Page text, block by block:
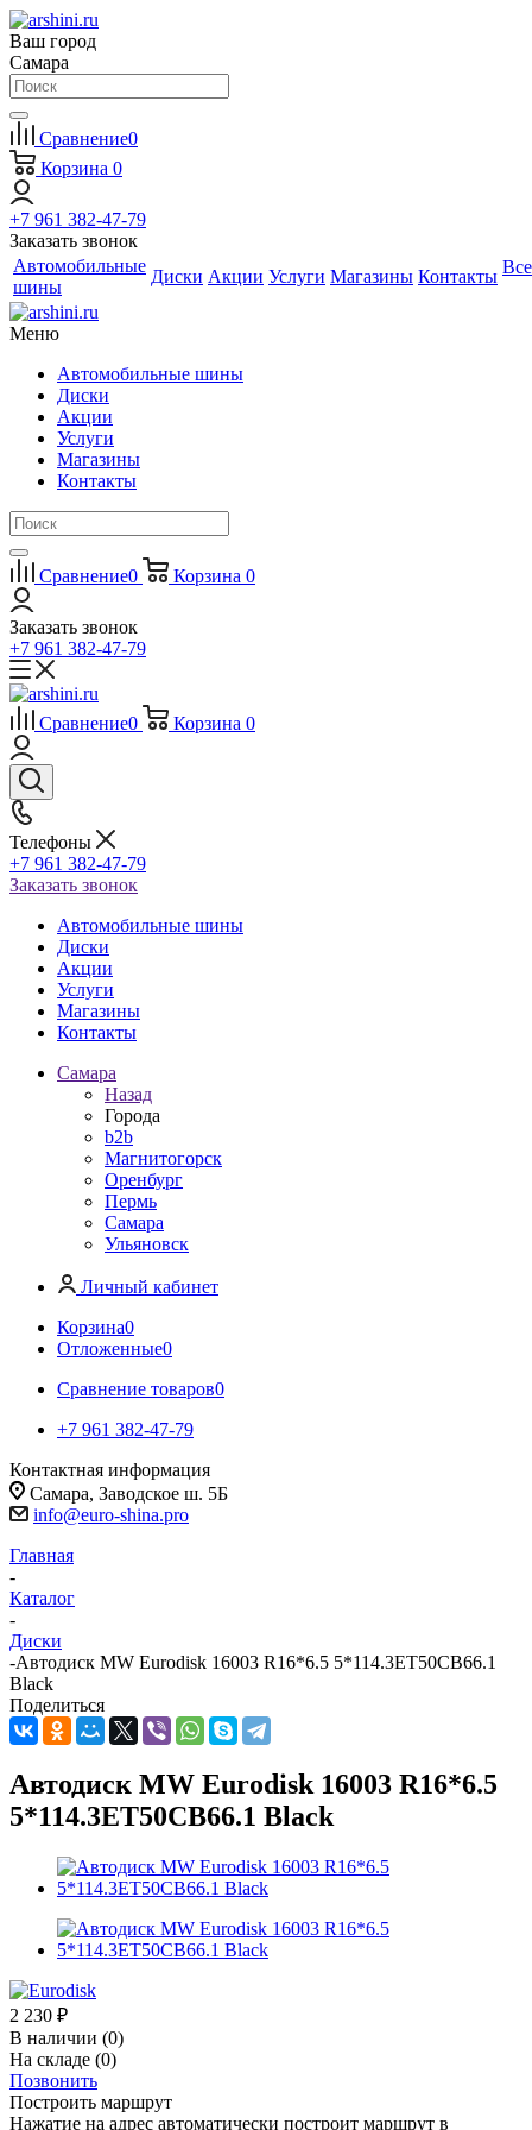
Ваш город
Самара
Сравнение0
Корзина 0
+7 961 382-47-79
Заказать звонок
Автомобильные
шины
Диски Акции Услуги Магазины Контакты Все
Меню
Автомобильные шины
Диски
Акции
Услуги
Магазины
Контакты
Сравнение0 Корзина 0
Заказать звонок
+7 961 382-47-79
Сравнение0 Корзина 0
Телефоны
+7 961 382-47-79
Заказать звонок
Автомобильные шины
Диски
Акции
Услуги
Магазины
Контакты
Самара
Назад
Города
b2b
Магнитогорск
Оренбург
Пермь
Самара
Ульяновск
Личный кабинет
Корзина0
Отложенные0
Сравнение товаров0
+7 961 382-47-79
Контактная информация
Самара, Заводское ш. 5Б
info@euro-shina.pro
Главная
-
Каталог
-
Диски
-Автодиск MW Eurodisk 16003 R16*6.5 5*114.3ET50CB66.1
Black
Поделиться
Автодиск MW Eurodisk 16003 R16*6.5
5*114.3ET50CB66.1 Black
2 230 ₽
В наличии (0)
На складе (0)
Позвонить
Построить маршрут
Нажатие на адрес автоматически построит маршрут в